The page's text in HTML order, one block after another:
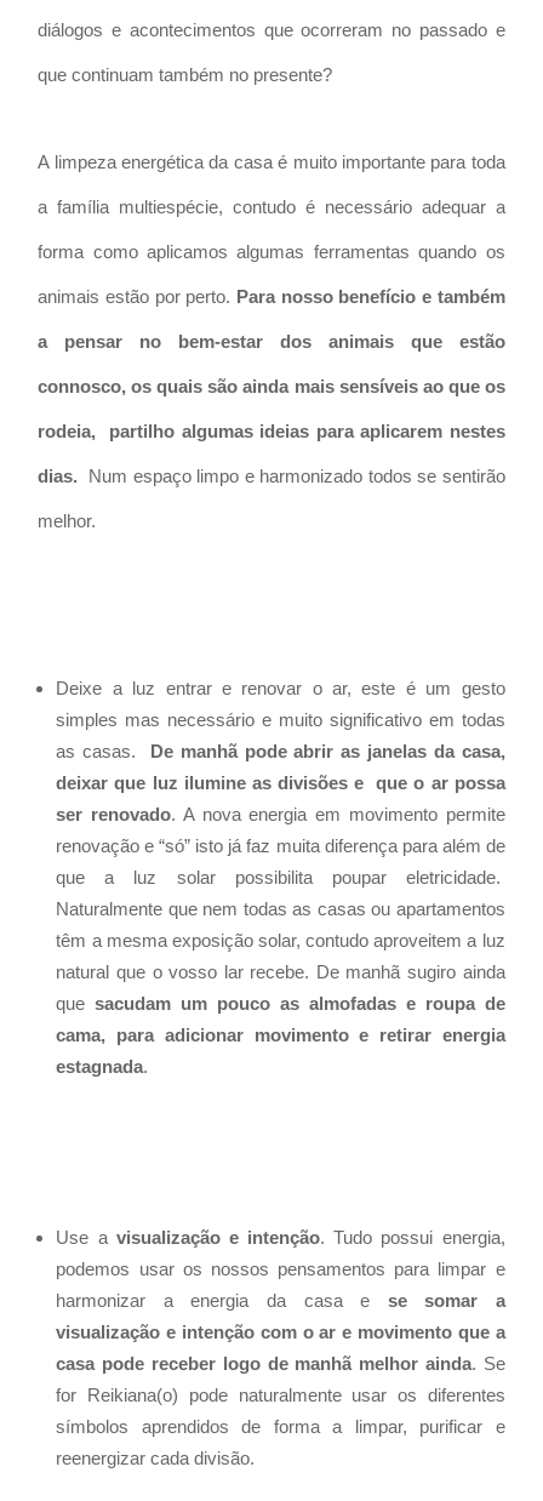
diálogos e acontecimentos que ocorreram no passado e
que continuam também no presente?
A limpeza energética da casa é muito importante para toda
a família multiespécie, contudo é necessário adequar a
forma como aplicamos algumas ferramentas quando os
animais estão por perto. Para nosso benefício e também
a pensar no bem-estar dos animais que estão
connosco, os quais são ainda mais sensíveis ao que os
rodeia, partilho algumas ideias para aplicarem nestes
dias. Num espaço limpo e harmonizado todos se sentirão
melhor.
Deixe a luz entrar e renovar o ar, este é um gesto
simples mas necessário e muito significativo em todas
as casas. De manhã pode abrir as janelas da casa,
deixar que luz ilumine as divisões eque o ar possa
ser renovado. A nova energia em movimento permite
renovação e “só” isto já faz muita diferença para além de
que a luz solar possibilita poupar eletricidade.
Naturalmente que nem todas as casas ou apartamentos
têm a mesma exposição solar, contudo aproveitem a luz
natural que o vosso lar recebe. De manhã sugiro ainda
quesacudam um pouco as almofadas e roupa de
cama, para adicionar movimento e retirar energia
estagnada.
Use a visualização e intenção. Tudo possui energia,
podemos usar os nossos pensamentos para limpar e
harmonizar a energia da casa e se somar a
visualização e intenção com o ar e movimento que a
casa pode receber logo de manhã melhor ainda. Se
for Reikiana(o) pode naturalmente usar os diferentes
símbolos aprendidos de forma a limpar, purificar e
reenergizar cada divisão.